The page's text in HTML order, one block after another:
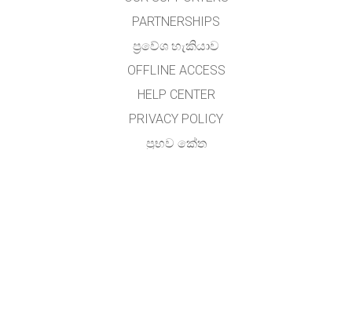
PARTNERSHIPS
ප්‍රවේශ හැකියාව
OFFLINE ACCESS
HELP CENTER
PRIVACY POLICY
ප්‍රභව කේත